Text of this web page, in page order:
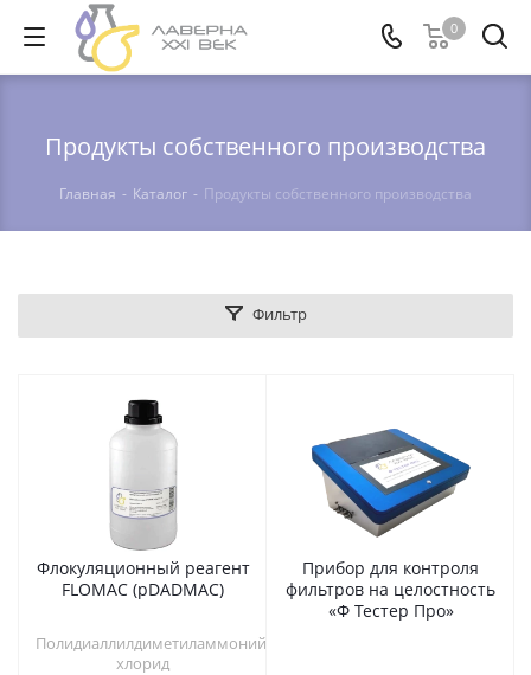
0
Продукты собственного производства
Главная - Каталог - Продукты собственного производства
Фильтр
Флокуляционный реагент
FLOMAC (pDADMAC)
Полидиаллилдиметиламмоний
хлорид
Прибор для контроля
фильтров на целостность
«Ф Тестер Про»